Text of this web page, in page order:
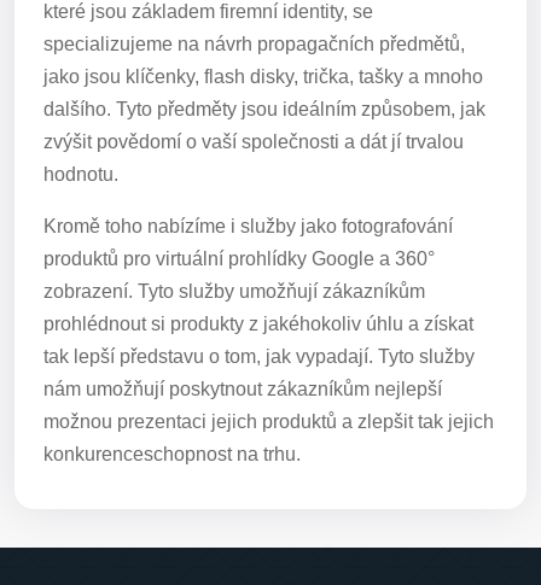
které jsou základem firemní identity, se
specializujeme na návrh propagačních předmětů,
jako jsou klíčenky, flash disky, trička, tašky a mnoho
dalšího. Tyto předměty jsou ideálním způsobem, jak
zvýšit povědomí o vaší společnosti a dát jí trvalou
hodnotu.
Kromě toho nabízíme i služby jako fotografování
produktů pro virtuální prohlídky Google a 360°
zobrazení. Tyto služby umožňují zákazníkům
prohlédnout si produkty z jakéhokoliv úhlu a získat
tak lepší představu o tom, jak vypadají. Tyto služby
nám umožňují poskytnout zákazníkům nejlepší
možnou prezentaci jejich produktů a zlepšit tak jejich
konkurenceschopnost na trhu.